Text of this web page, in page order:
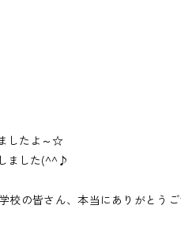
したよ～☆
ました(^^♪
校の皆さん、本当にありがとう